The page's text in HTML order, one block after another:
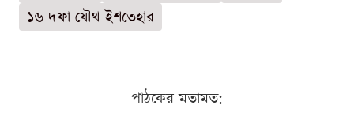
১৬ দফা যৌথ ইশতেহার
পাঠকের মতামত: